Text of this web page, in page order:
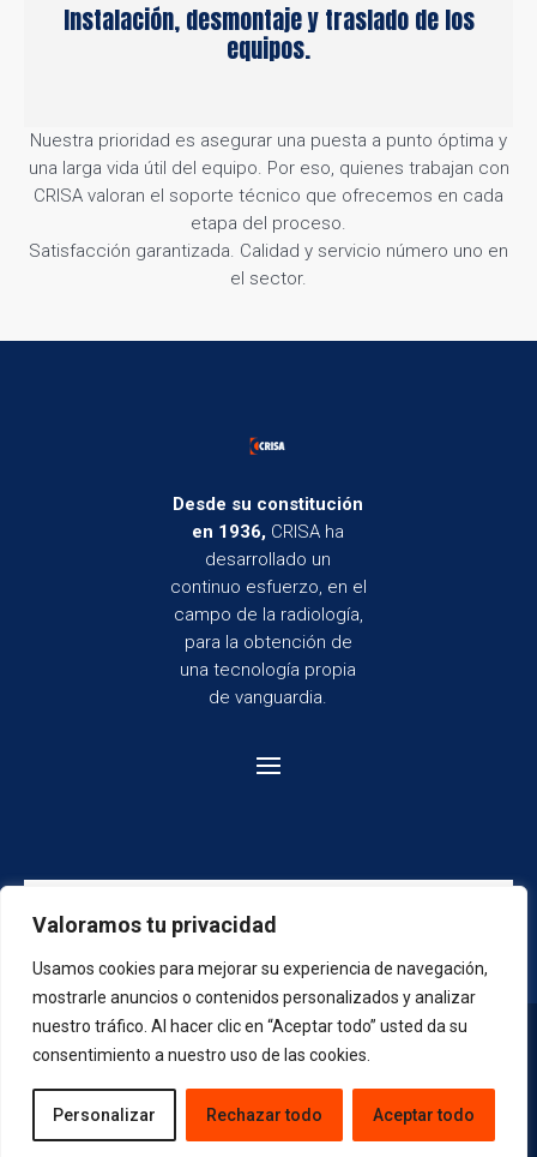
Valoramos tu privacidad
Usamos cookies para mejorar su experiencia de navegación,
mostrarle anuncios o contenidos personalizados y analizar
nuestro tráfico. Al hacer clic en “Aceptar todo” usted da su
consentimiento a nuestro uso de las cookies.
Personalizar Rechazar todo Aceptar todo
Instalación, desmontaje y traslado de los
equipos.
Nuestra prioridad es asegurar una puesta a punto óptima y
una larga vida útil del equipo. Por eso, quienes trabajan con
CRISA valoran el soporte técnico que ofrecemos en cada
etapa del proceso.
Satisfacción garantizada. Calidad y servicio número uno en
el sector.
Desde su constitución
en 1936, CRISA ha
desarrollado un
continuo esfuerzo, en el
campo de la radiología,
para la obtención de
una tecnología propia
de vanguardia.
CRISA © 2025 | Todos los derechos reservados | Diseño
web con ❤️ porAppyweb
Aviso legal Política de cookies
Política
de privacidad